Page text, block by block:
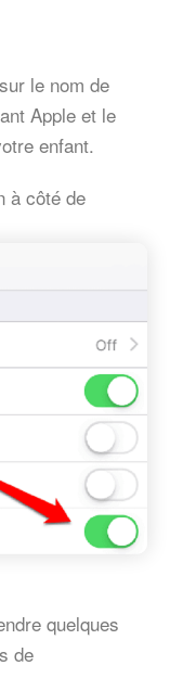
le nom de
Apple et le
enfant.
à côté de
quelques
de